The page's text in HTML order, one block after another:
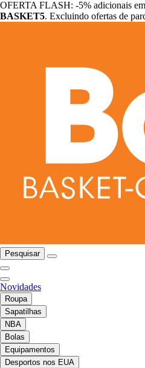
OFERTA FLASH: -5% adicionais
BASKET5. Excluindo ofertas de
Pesquisar
Novidades
Roupa
Sapatilhas
NBA
Bolas
Equipamentos
Desportos nos EUA